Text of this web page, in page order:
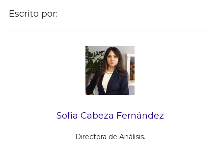
Escrito por:
Sofía Cabeza Fernández
Directora de Análisis.